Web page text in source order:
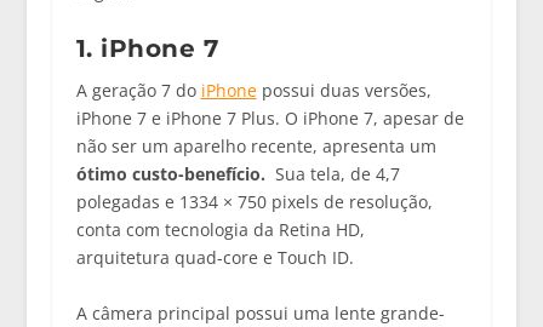
1. iPhone 7
A geração 7 do iPhonepossui duas versões,
iPhone 7 e iPhone 7 Plus. O iPhone 7, apesar de
não ser um aparelho recente, apresenta um
ótimo custo-benefício. Sua tela, de 4,7
polegadas e 1334 × 750 pixels de resolução,
conta com tecnologia da Retina HD,
arquitetura quad-core e Touch ID.
A câmera principal possui uma lente grande-